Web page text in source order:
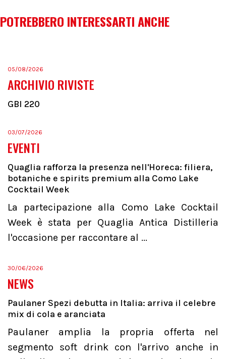
POTREBBERO INTERESSARTI ANCHE
05/08/2026
ARCHIVIO RIVISTE
GBI 220
03/07/2026
EVENTI
Quaglia rafforza la presenza nell'Horeca: filiera,
botaniche e spirits premium alla Como Lake
Cocktail Week
La partecipazione alla Como Lake Cocktail
Week è stata per Quaglia Antica Distilleria
l'occasione per raccontare al ...
30/06/2026
NEWS
Paulaner Spezi debutta in Italia: arriva il celebre
mix di cola e aranciata
Paulaner amplia la propria offerta nel
segmento soft drink con l'arrivo anche in